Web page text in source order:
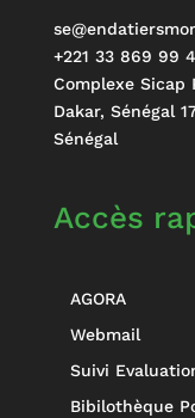
+221 33 869 99
Complexe Sicap
Dakar, Sénégal
Sénégal
Accès
AGORA
Webmail
Suivi
Bibilothèque